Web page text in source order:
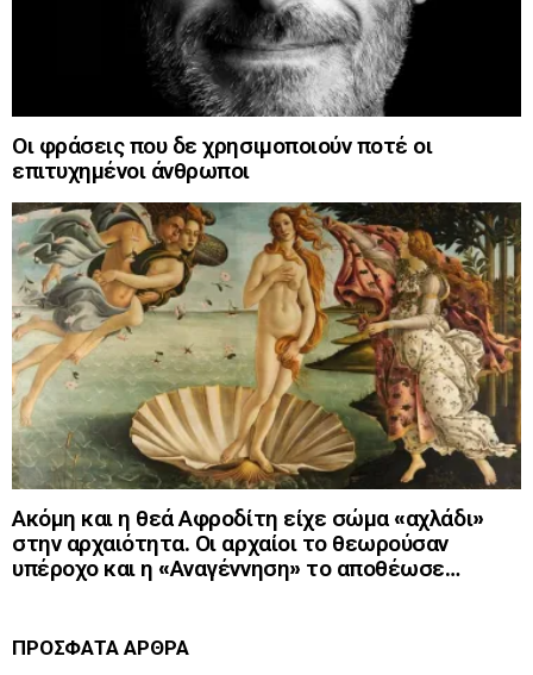
Οι φράσεις που δε χρησιμοποιούν ποτέ οι
επιτυχημένοι άνθρωποι
Ακόμη και η θεά Αφροδίτη είχε σώμα «αχλάδι»
στην αρχαιότητα. Οι αρχαίοι το θεωρούσαν
υπέροχο και η «Αναγέννηση» το αποθέωσε…
ΠΡΟΣΦΑΤΑ ΑΡΘΡΑ